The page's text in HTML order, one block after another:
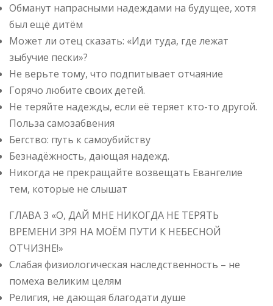
Обманут напрасными надеждами на будущее, хотя
был ещё дитём
Может ли отец сказать: «Иди туда, где лежат
зыбучие пески»?
Не верьте тому, что подпитывает отчаяние
Горячо любите своих детей.
Не теряйте надежды, если её теряет кто-то другой.
Польза самозабвения
Бегство: путь к самоубийству
Безнадёжность, дающая надежд.
Никогда не прекращайте возвещать Евангелие
тем, которые не слышат
ГЛАВА 3 «О, ДАЙ МНЕ НИКОГДА НЕ ТЕРЯТЬ
ВРЕМЕНИ ЗРЯ НА МОЁΜ ПУТИ К НЕБЕСНОЙ
ОТЧИЗНЕ!»
Слабая физиологическая наследственность – не
помеха великим целям
Религия, не дающая благодати душе